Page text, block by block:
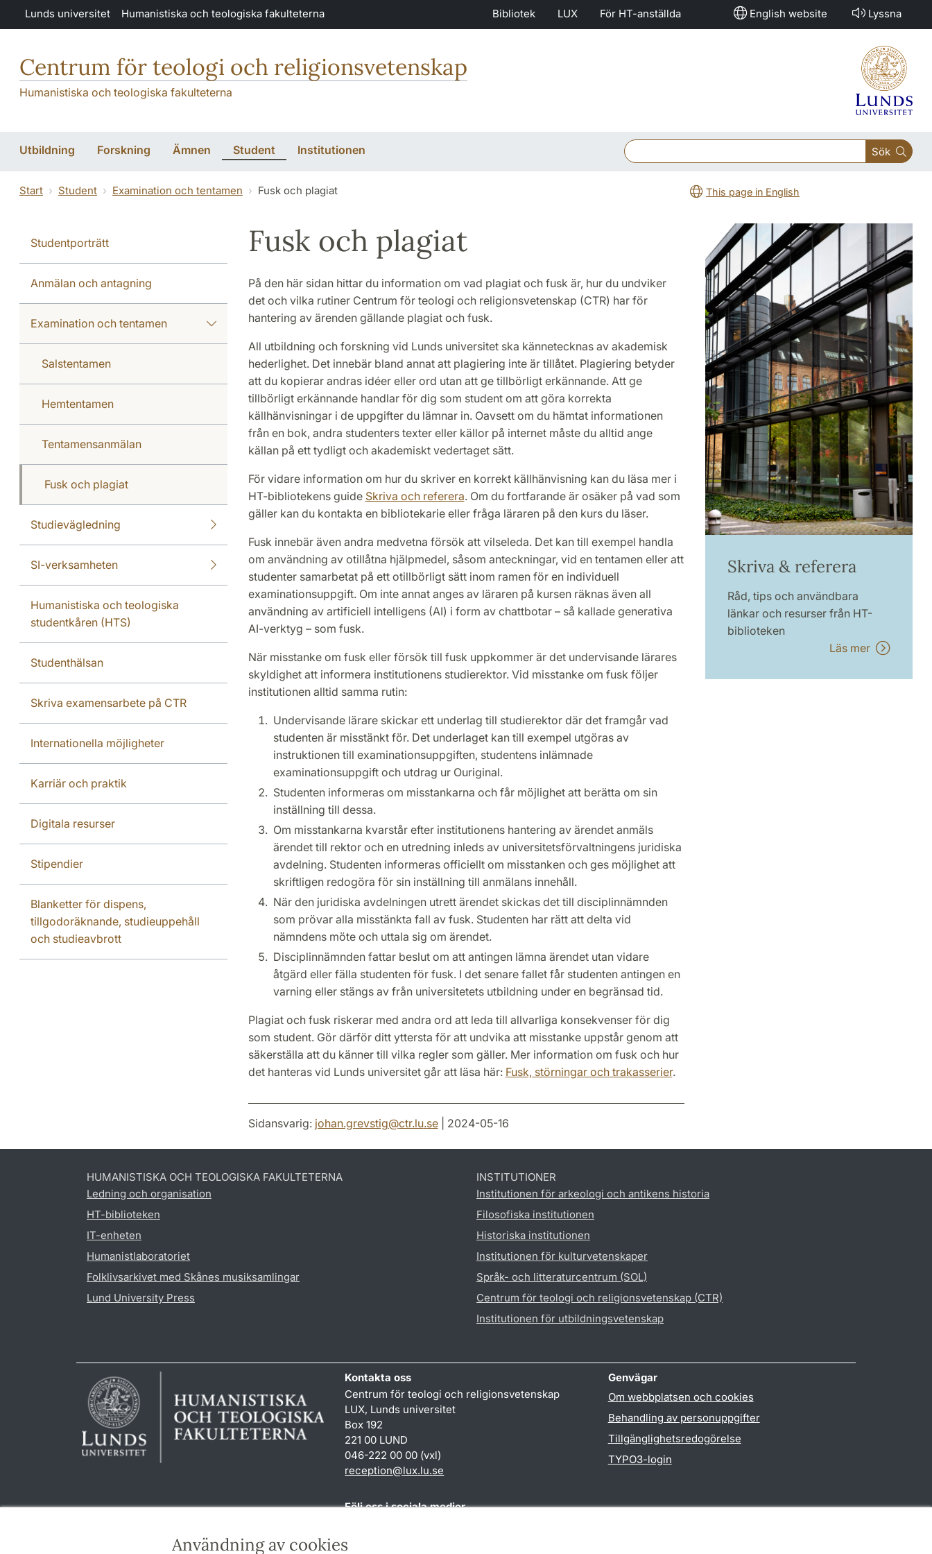
Hoppa till huvudinnehåll
Användning av cookies
Lunds universitet Humanistiska och teologiska fakulteterna Bibliotek LUX För HT-anställda English website Lyssna
Centrum för teologi och religionsvetenskap
Humanistiska och teologiska fakulteterna
Utbildning Forskning Ämnen Student Institutionen Sök
Start Student Examination och tentamen Fusk och plagiat This page in English
Studentporträtt
Anmälan och antagning
Examination och tentamen
Salstentamen
Hemtentamen
Tentamensanmälan
Fusk och plagiat
Studievägledning
SI-verksamheten
Humanistiska och teologiska
studentkåren (HTS)
Studenthälsan
Skriva examensarbete på CTR
Internationella möjligheter
Karriär och praktik
Digitala resurser
Stipendier
Blanketter för dispens,
tillgodoräknande, studieuppehåll
och studieavbrott
Fusk och plagiat
På den här sidan hittar du information om vad plagiat och fusk är, hur du undviker
det och vilka rutiner Centrum för teologi och religionsvetenskap (CTR) har för
hantering av ärenden gällande plagiat och fusk.
All utbildning och forskning vid Lunds universitet ska kännetecknas av akademisk
hederlighet. Det innebär bland annat att plagiering inte är tillåtet. Plagiering betyder
att du kopierar andras idéer eller ord utan att ge tillbörligt erkännande. Att ge
tillbörligt erkännande handlar för dig som student om att göra korrekta
källhänvisningar i de uppgifter du lämnar in. Oavsett om du hämtat informationen
från en bok, andra studenters texter eller källor på internet måste du alltid ange
källan på ett tydligt och akademiskt vedertaget sätt.
För vidare information om hur du skriver en korrekt källhänvisning kan du läsa mer i
HT-bibliotekens guide Skriva och referera. Om du fortfarande är osäker på vad som
gäller kan du kontakta en bibliotekarie eller fråga läraren på den kurs du läser.
Fusk innebär även andra medvetna försök att vilseleda. Det kan till exempel handla
om användning av otillåtna hjälpmedel, såsom anteckningar, vid en tentamen eller att
studenter samarbetat på ett otillbörligt sätt inom ramen för en individuell
examinationsuppgift. Om inte annat anges av läraren på kursen räknas även all
användning av artificiell intelligens (AI) i form av chattbotar – så kallade generativa
AI-verktyg – som fusk.
När misstanke om fusk eller försök till fusk uppkommer är det undervisande lärares
skyldighet att informera institutionens studierektor. Vid misstanke om fusk följer
institutionen alltid samma rutin:
Undervisande lärare skickar ett underlag till studierektor där det framgår vad
studenten är misstänkt för. Det underlaget kan till exempel utgöras av
instruktionen till examinationsuppgiften, studentens inlämnade
examinationsuppgift och utdrag ur Ouriginal.
Studenten informeras om misstankarna och får möjlighet att berätta om sin
inställning till dessa.
Om misstankarna kvarstår efter institutionens hantering av ärendet anmäls
ärendet till rektor och en utredning inleds av universitetsförvaltningens juridiska
avdelning. Studenten informeras officiellt om misstanken och ges möjlighet att
skriftligen redogöra för sin inställning till anmälans innehåll.
När den juridiska avdelningen utrett ärendet skickas det till disciplinnämnden
som prövar alla misstänkta fall av fusk. Studenten har rätt att delta vid
nämndens möte och uttala sig om ärendet.
Disciplinnämnden fattar beslut om att antingen lämna ärendet utan vidare
åtgärd eller fälla studenten för fusk. I det senare fallet får studenten antingen en
varning eller stängs av från universitetets utbildning under en begränsad tid.
Plagiat och fusk riskerar med andra ord att leda till allvarliga konsekvenser för dig
som student. Gör därför ditt yttersta för att undvika att misstanke uppstår genom att
säkerställa att du känner till vilka regler som gäller. Mer information om fusk och hur
det hanteras vid Lunds universitet går att läsa här: Fusk, störningar och trakasserier.
Skriva & referera
Råd, tips och användbara
länkar och resurser från HT-
biblioteken
Läs mer
Sidansvarig: johan.grevstig@ctr.lu.se| 2024-05-16
HUMANISTISKA OCH TEOLOGISKA FAKULTETERNA
Ledning och organisation
HT-biblioteken
IT-enheten
Humanistlaboratoriet
Folklivsarkivet med Skånes musiksamlingar
Lund University Press
INSTITUTIONER
Institutionen för arkeologi och antikens historia
Filosofiska institutionen
Historiska institutionen
Institutionen för kulturvetenskaper
Språk- och litteraturcentrum (SOL)
Centrum för teologi och religionsvetenskap (CTR)
Institutionen för utbildningsvetenskap
Kontakta oss
Centrum för teologi och religionsvetenskap
LUX, Lunds universitet
Box 192
221 00 LUND
046-222 00 00 (vxl)
reception@lux.lu.se
Genvägar
Om webbplatsen och cookies
Behandling av personuppgifter
Tillgänglighetsredogörelse
TYPO3-login
Följ oss i sociala medier